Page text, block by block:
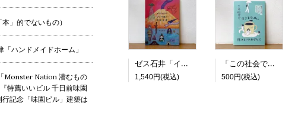
ゼス石井「インドネシア ジャワ島の神秘世界」
1,540円(税込)
「この社会で生きるために隠れているあなたに －地方でこっそりフェミニストやってます」
500円(税込)
」的でないもの）
「ハンドメイドホーム」
Monster Nation 潜むもの
特薦いいビル 千日前味園
行記念「味園ビル」建築は